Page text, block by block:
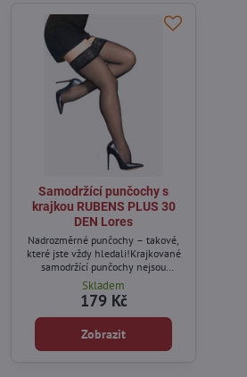
Samodržící punčochy s
krajkou RUBENS PLUS 30
DEN Lores
Nadrozměrné punčochy – takové,
které jste vždy hledali!Krajkované
samodržící punčochy nejsou
doplňkem vyhrazeným jen pro ženy
štíhlé postavy!
Skladem
179 Kč
Zobrazit